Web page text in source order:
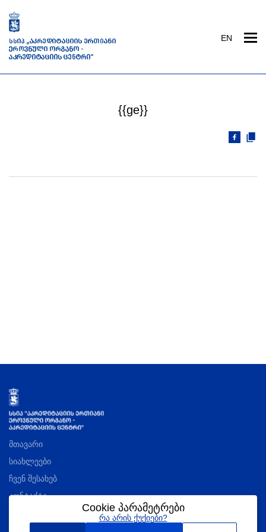
EN
{{ge}}
მთავარი
სიახლეები
ჩვენ შესახებ
კონტაქტი
Cookie პარამეტრები
რა არის ქუქიები?